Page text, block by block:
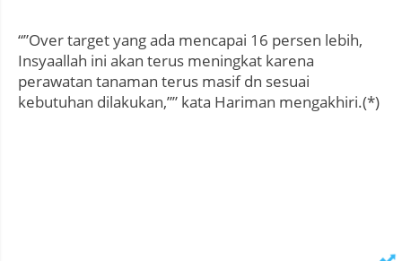
“”Over target yang ada mencapai 16 persen lebih,
Insyaallah ini akan terus meningkat karena
perawatan tanaman terus masif dn sesuai
kebutuhan dilakukan,”” kata Hariman mengakhiri.(*)